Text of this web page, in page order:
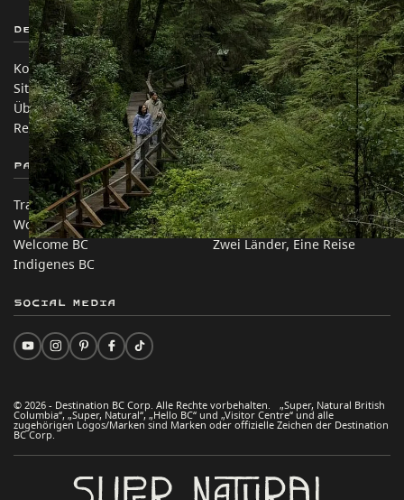
Destination BC
Kontakt
Sitemap
Über uns
Rechtliches & Richtlinien
Unsere Websites
Reisebranche
Medien
Unternehmen
简体中文 – China
Partnerseiten
Trade & Invest BC
Work BC
Welcome BC
Indigenes BC
Auf dieser Website
Reisevorschläge
Praktische Tipps
Zwei Länder, Eine Reise
© 2026 - Destination BC Corp. Alle Rechte vorbehalten. „Super, Natural British
Columbia“, „Super, Natural“, „Hello BC“ und „Visitor Centre“ und alle
zugehörigen Logos/Marken sind Marken oder offizielle Zeichen der Destination
BC Corp.
Social Media